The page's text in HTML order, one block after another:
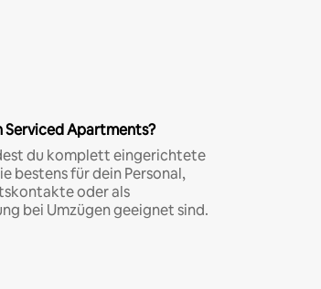
Serviced Apartments?
du komplett eingerichtete
bestens für dein Personal,
oder als
bei Umzügen geeignet sind.